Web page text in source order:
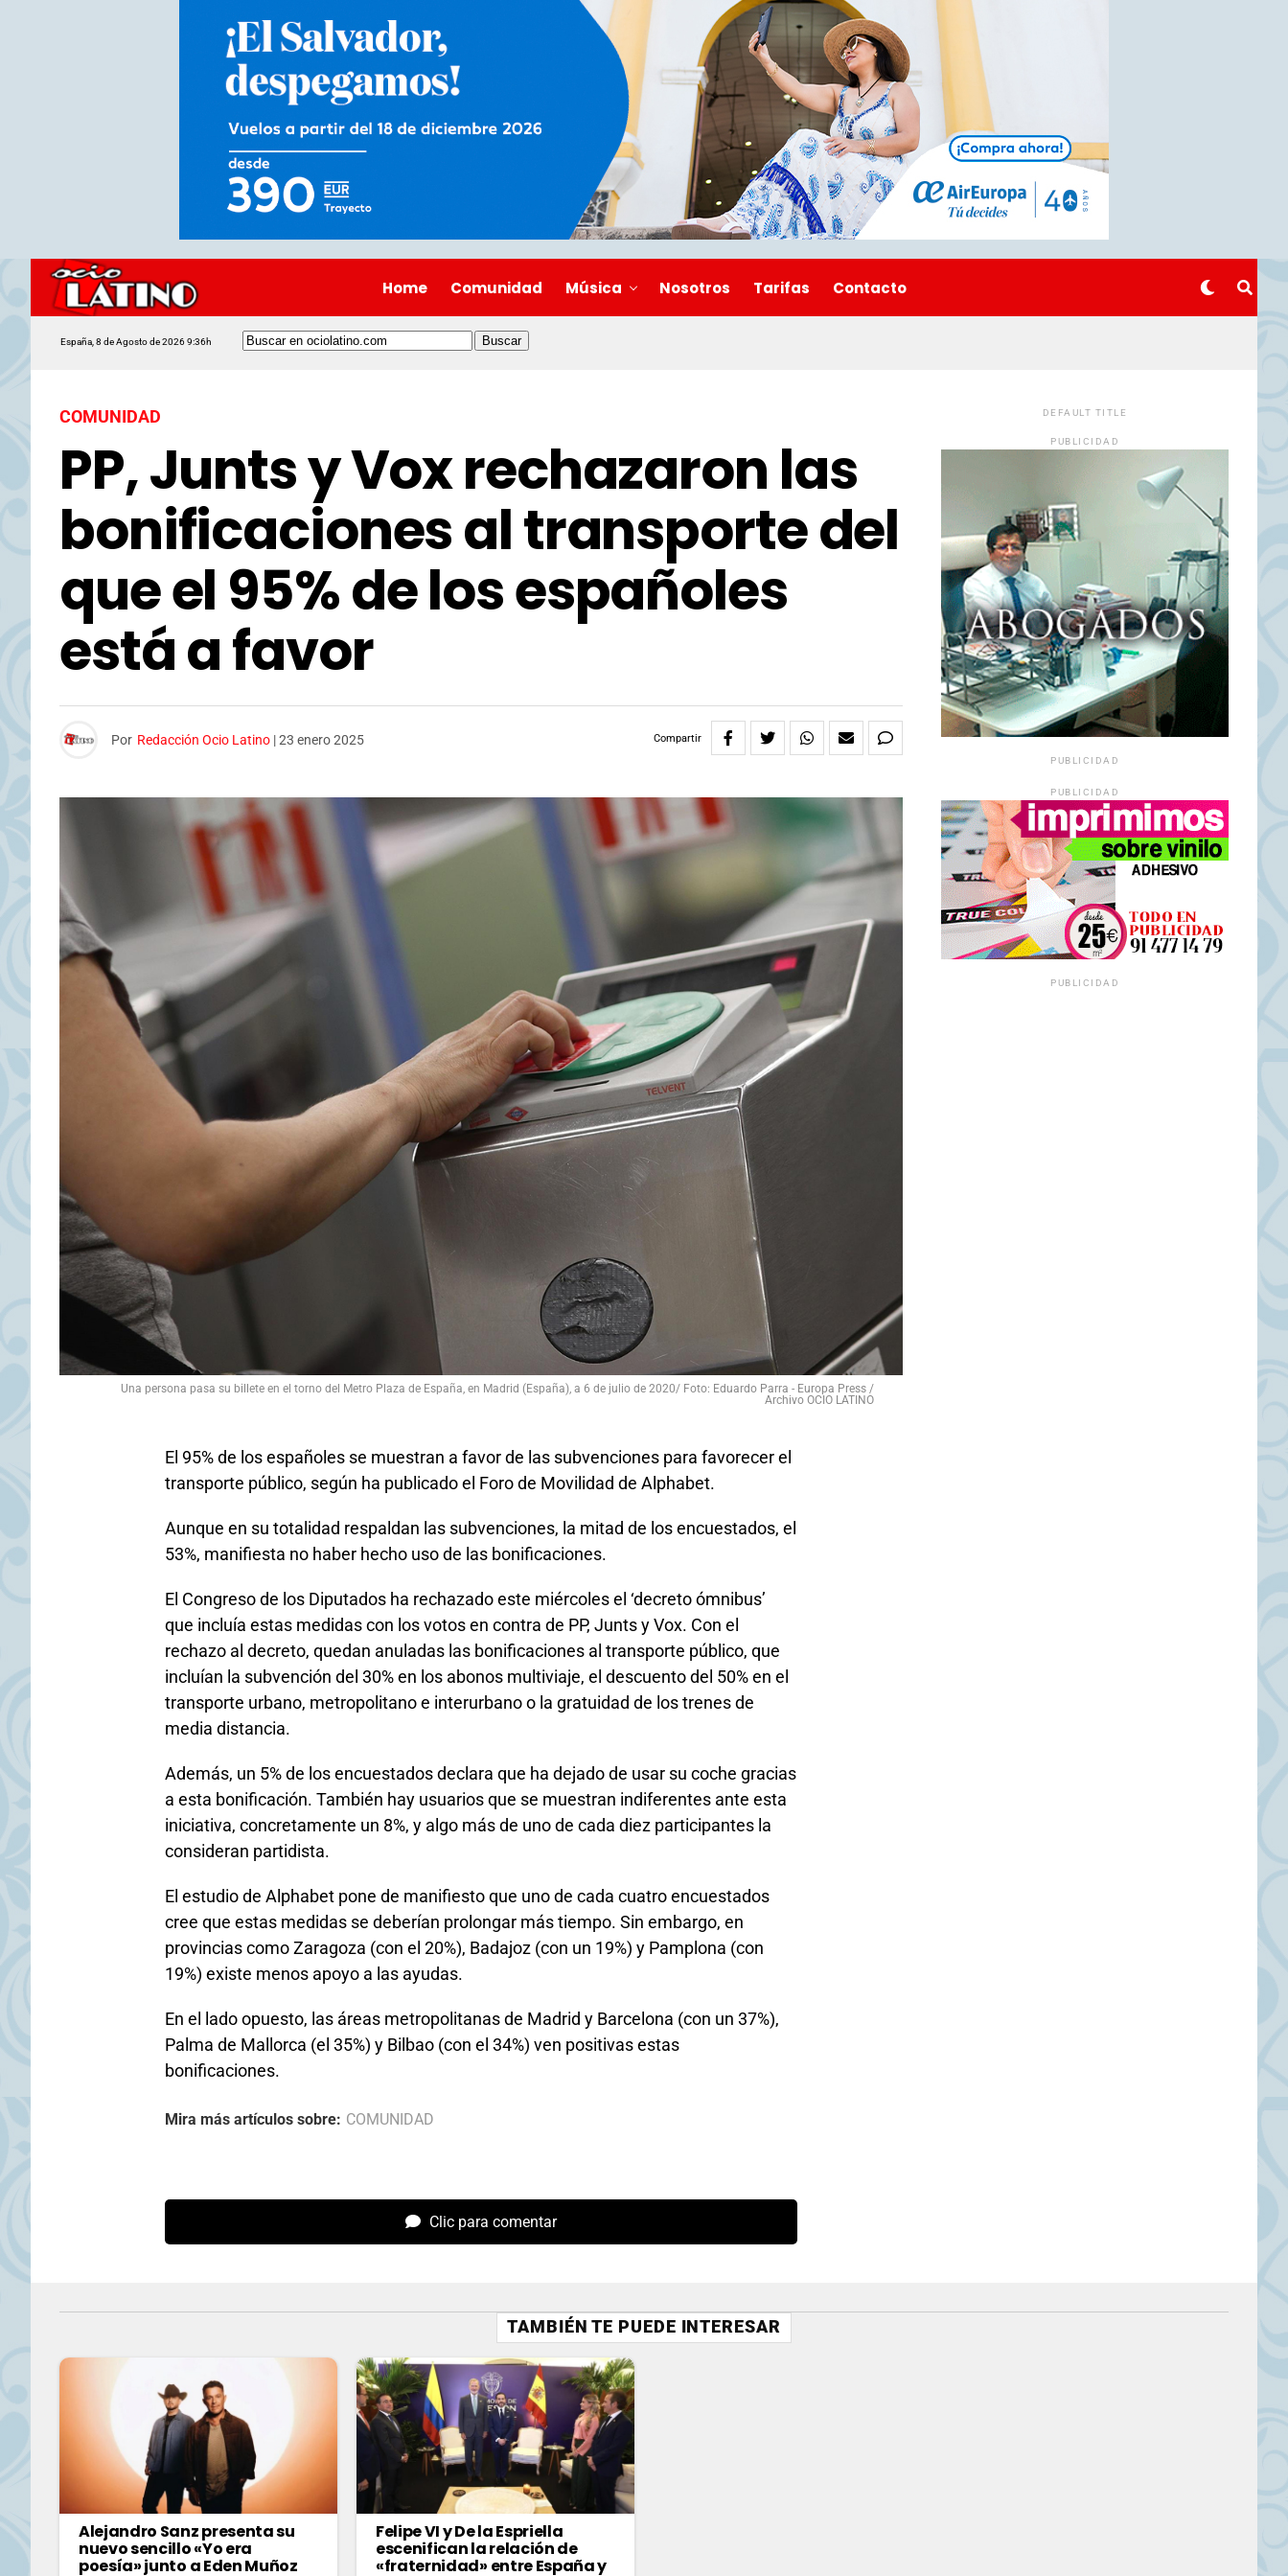
Home Comunidad Música Nosotros Tarifas Contacto
España, 8 de Agosto de 2026 9:36h
COMUNIDAD
PP, Junts y Vox rechazaron las
bonificaciones al transporte del
que el 95% de los españoles
está a favor
Por Redacción Ocio Latino |23 enero 2025 Compartir
Una persona pasa su billete en el torno del Metro Plaza de España, en Madrid (España), a 6 de julio de 2020/ Foto: Eduardo Parra - Europa Press /
Archivo OCIO LATINO
El 95% de los españoles se muestran a favor de las subvenciones para favorecer el
transporte público, según ha publicado el Foro de Movilidad de Alphabet.
Aunque en su totalidad respaldan las subvenciones, la mitad de los encuestados, el
53%, manifiesta no haber hecho uso de las bonificaciones.
El Congreso de los Diputados ha rechazado este miércoles el ‘decreto ómnibus’
que incluía estas medidas con los votos en contra de PP, Junts y Vox. Con el
rechazo al decreto, quedan anuladas las bonificaciones al transporte público, que
incluían la subvención del 30% en los abonos multiviaje, el descuento del 50% en el
transporte urbano, metropolitano e interurbano o la gratuidad de los trenes de
media distancia.
Además, un 5% de los encuestados declara que ha dejado de usar su coche gracias
a esta bonificación. También hay usuarios que se muestran indiferentes ante esta
iniciativa, concretamente un 8%, y algo más de uno de cada diez participantes la
consideran partidista.
El estudio de Alphabet pone de manifiesto que uno de cada cuatro encuestados
cree que estas medidas se deberían prolongar más tiempo. Sin embargo, en
provincias como Zaragoza (con el 20%), Badajoz (con un 19%) y Pamplona (con
19%) existe menos apoyo a las ayudas.
En el lado opuesto, las áreas metropolitanas de Madrid y Barcelona (con un 37%),
Palma de Mallorca (el 35%) y Bilbao (con el 34%) ven positivas estas
bonificaciones.
Mira más artículos sobre: COMUNIDAD
Clic para comentar
DEFAULT TITLE
PUBLICIDAD
PUBLICIDAD
PUBLICIDAD
PUBLICIDAD
TAMBIÉN TE PUEDE INTERESAR
Alejandro Sanz presenta su
nuevo sencillo «Yo era
poesía» junto a Eden Muñoz
Felipe VI y De la Espriella
escenifican la relación de
«fraternidad» entre España y